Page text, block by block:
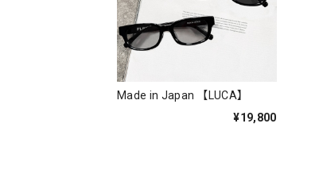
Made in Japan 【LUCA】
¥19,800